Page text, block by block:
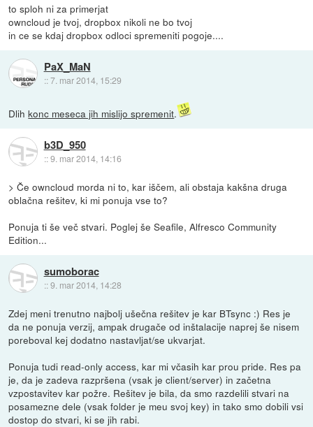
to sploh ni za primerjat
owncloud je tvoj, dropbox nikoli ne bo tvoj
in ce se kdaj dropbox odloci spremeniti pogoje....
PaX_MaN
::7. mar 2014, 15:29
Dlihkonc meseca jih mislijo spremenit.
b3D_950
::9. mar 2014, 14:16
> Če owncloud morda ni to, kar iščem, ali obstaja kakšna druga
oblačna rešitev, ki mi ponuja vse to?
Ponuja ti še več stvari. Poglej še Seafile, Alfresco Community
Edition...
sumoborac
::9. mar 2014, 14:28
Zdej meni trenutno najbolj ušečna rešitev je kar BTsync :) Res je
da ne ponuja verzij, ampak drugače od inštalacije naprej še nisem
poreboval kej dodatno nastavljat/se ukvarjat.
Ponuja tudi read-only access, kar mi včasih kar prou pride. Res pa
je, da je zadeva razpršena (vsak je client/server) in začetna
vzpostavitev kar požre. Rešitev je bila, da smo razdelili stvari na
posamezne dele (vsak folder je meu svoj key) in tako smo dobili vsi
dostop do stvari, ki se jih rabi.